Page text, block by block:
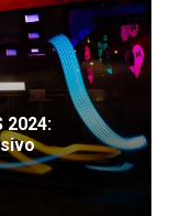
2024: